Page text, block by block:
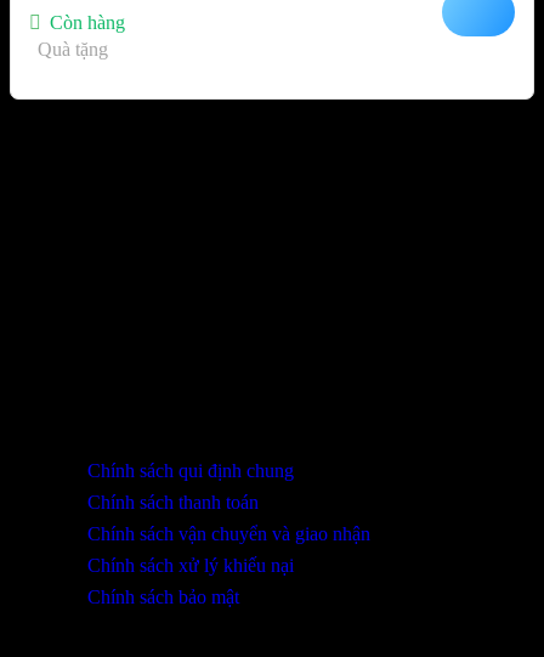
Còn hàng
Quà tặng
Chính sách qui định chung
Chính sách thanh toán
Chính sách vận chuyển và giao nhận
Chính sách xử lý khiếu nại
Chính sách bảo mật